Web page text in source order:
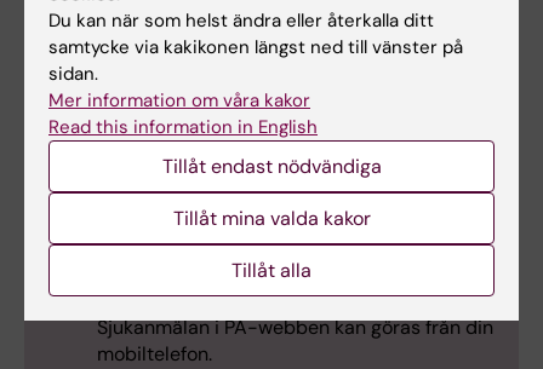
29 juni.
Vi återupptar publiceringen av annonser
igen från och med den
Vi kommer även kontakta er som har
anställningar som behöver förlängas eller
avslutas innan sommaren.
Blir du sjuk under semestern ska
sjukanmälan göras i PA- webben från första
sjukdagen. Om anmälan inte görs från första
sjukdagen ska du som anställd lämna in
läkarintyg som gäller från första sjukdagen.
Sjukanmälan i PA-webben kan göras från din
mobiltelefon.
Du kan när som helst ändra eller återkalla ditt
samtycke via kakikonen längst ned till vänster på
sidan.
Mer information om våra kakor
Read this information in English
Tillåt endast nödvändiga
Tillåt mina valda kakor
Tillåt alla